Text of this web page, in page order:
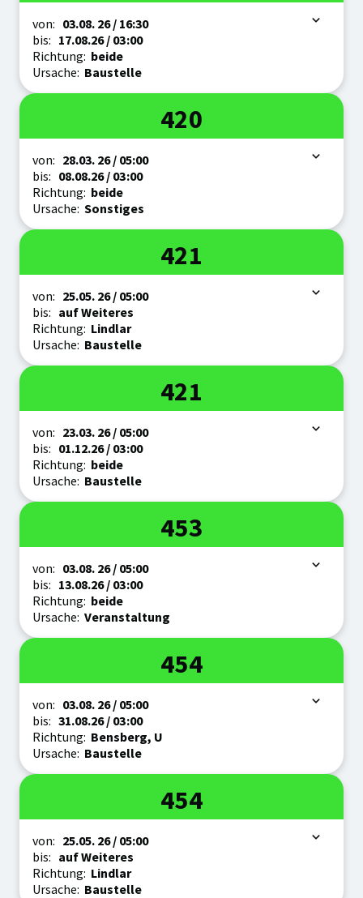
Zeitraum
von: 03.08. 26/ 16:30
bis: 17.08.26/ 03:00
Richtung: beide
Ursache: Baustelle
Linie
420
Zeitraum
von: 28.03. 26/ 05:00
bis: 08.08.26/ 03:00
Richtung: beide
Ursache: Sonstiges
Linie
421
Zeitraum
von: 25.05. 26/ 05:00
bis: auf Weiteres
Richtung: Lindlar
Ursache: Baustelle
Linie
421
Zeitraum
von: 23.03. 26/ 05:00
bis: 01.12.26/ 03:00
Richtung: beide
Ursache: Baustelle
Linie
453
Zeitraum
von: 03.08. 26/ 05:00
bis: 13.08.26/ 03:00
Richtung: beide
Ursache: Veranstaltung
Linie
454
Zeitraum
von: 03.08. 26/ 05:00
bis: 31.08.26/ 03:00
Richtung: Bensberg, U
Ursache: Baustelle
Linie
454
Zeitraum
von: 25.05. 26/ 05:00
bis: auf Weiteres
Richtung: Lindlar
Ursache: Baustelle